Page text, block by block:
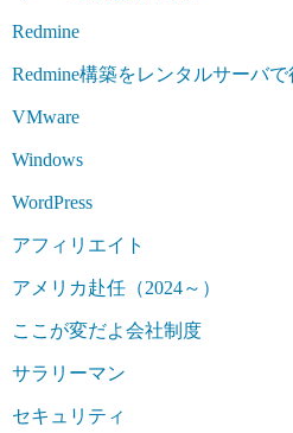
Redmine
Redmine構築をレンタルサーバで
VMware
Windows
WordPress
アフィリエイト
アメリカ赴任（2024～）
ここが変だよ会社制度
サラリーマン
セキュリティ